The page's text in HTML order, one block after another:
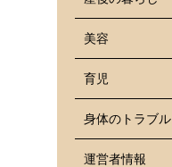
美容
育児
身体のトラブル
運営者情報